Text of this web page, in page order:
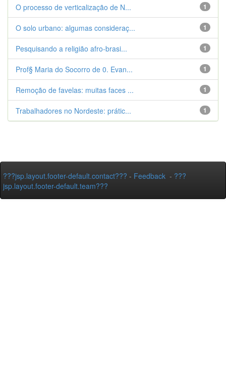
1
O processo de verticalização de N...
1
O solo urbano: algumas consideraç...
1
Pesquisando a religião afro-brasi...
1
Prof§ Maria do Socorro de 0. Evan...
1
Remoção de favelas: muitas faces ...
1
Trabalhadores no Nordeste: prátic...
???jsp.layout.footer-default.contact??? - Feedback - ???
jsp.layout.footer-default.team???